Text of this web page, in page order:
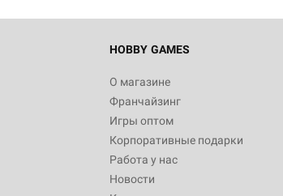
HOBBY GAMES
О магазине
Франчайзинг
Игры оптом
Корпоративные подарки
Работа у нас
Новости